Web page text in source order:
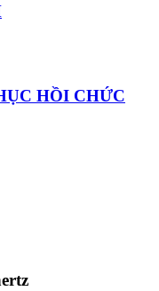
HỒI CHỨC